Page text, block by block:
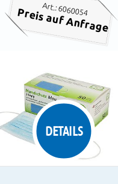
Art.: 6060054
Preis auf Anfrage
DETAILS